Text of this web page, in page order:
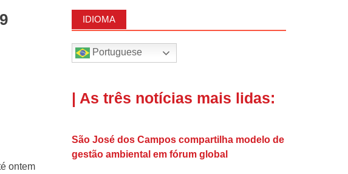
ontem
IDIOMA
Portuguese
| As três notícias mais lidas:
São José dos Campos compartilha modelo de
gestão ambiental em fórum global